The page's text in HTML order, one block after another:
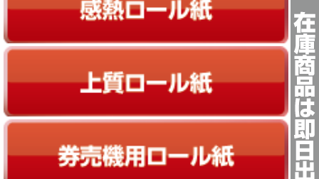
上質ロール紙
券売機ロール紙